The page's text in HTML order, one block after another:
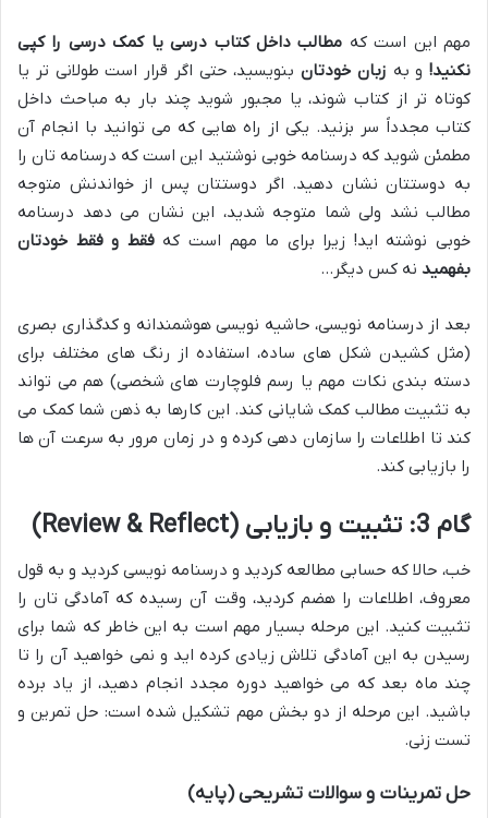
مهم این است که مطالب داخل کتاب درسی یا کمک درسی را کپی
نکنید! و به زبان خودتان بنویسید، حتی اگر قرار است طولانی تر یا
کوتاه تر از کتاب شوند، یا مجبور شوید چند بار به مباحث داخل
کتاب مجدداً سر بزنید. یکی از راه هایی که می توانید با انجام آن
مطمئن شوید که درسنامه خوبی نوشتید این است که درسنامه تان را
به دوستتان نشان دهید. اگر دوستتان پس از خواندنش متوجه
مطالب نشد ولی شما متوجه شدید، این نشان می دهد درسنامه
خوبی نوشته اید! زیرا برای ما مهم است کهفقط و فقط خودتان
بفهمید نه کس دیگر…
بعد از درسنامه نویسی، حاشیه نویسی هوشمندانه و کدگذاری بصری
(مثل کشیدن شکل های ساده، استفاده از رنگ های مختلف برای
دسته بندی نکات مهم یا رسم فلوچارت های شخصی) هم می تواند
به تثبیت مطالب کمک شایانی کند. این کارها به ذهن شما کمک می
کند تا اطلاعات را سازمان دهی کرده و در زمان مرور به سرعت آن ها
را بازیابی کند.
گام 3: تثبیت و بازیابی (Review & Reflect)
خب، حالا که حسابی مطالعه کردید و درسنامه نویسی کردید و به قول
معروف، اطلاعات را هضم کردید، وقت آن رسیده که آمادگی تان را
تثبیت کنید. این مرحله بسیار مهم است به این خاطر که شما برای
رسیدن به این آمادگی تلاش زیادی کرده اید و نمی خواهید آن را تا
چند ماه بعد که می خواهید دوره مجدد انجام دهید، از یاد برده
باشید. این مرحله از دو بخش مهم تشکیل شده است: حل تمرین و
تست زنی.
حل تمرینات و سوالات تشریحی (پایه)